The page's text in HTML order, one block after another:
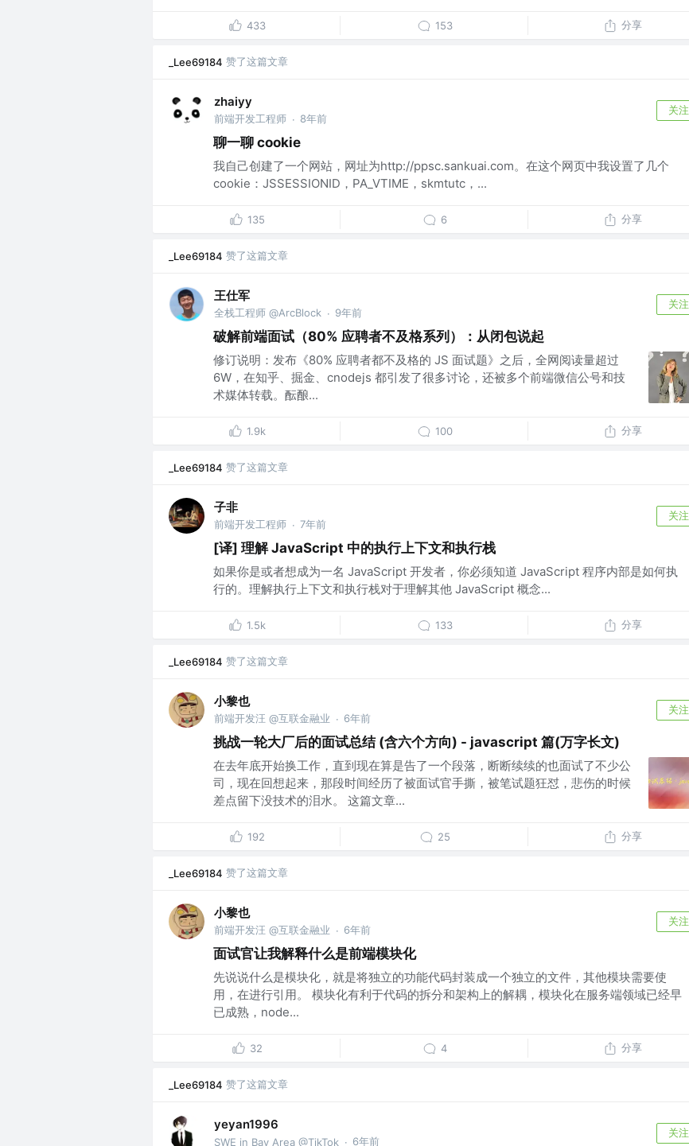
433 153 分享
_Lee69184 赞了这篇文章
zhaiyy
前端开发工程师 · 8年前
关注
聊一聊 cookie
我自己创建了一个网站，网址为http://ppsc.sankuai.com。在这个网页中我设置了几个
cookie：JSSESSIONID，PA_VTIME，skmtutc，...
135 6 分享
_Lee69184 赞了这篇文章
王仕军
全栈工程师 @ArcBlock · 9年前
关注
破解前端面试（80% 应聘者不及格系列）：从闭包说起
修订说明：发布《80% 应聘者都不及格的 JS 面试题》之后，全网阅读量超过
6W，在知乎、掘金、cnodejs 都引发了很多讨论，还被多个前端微信公号和技
术媒体转载。酝酿...
1.9k 100 分享
_Lee69184 赞了这篇文章
子非
前端开发工程师 · 7年前
关注
[译] 理解 JavaScript 中的执行上下文和执行栈
如果你是或者想成为一名 JavaScript 开发者，你必须知道 JavaScript 程序内部是如何执
行的。理解执行上下文和执行栈对于理解其他 JavaScript 概念...
1.5k 133 分享
_Lee69184 赞了这篇文章
小黎也
前端开发汪 @互联金融业 · 6年前
关注
挑战一轮大厂后的面试总结 (含六个方向) - javascript 篇(万字长文)
在去年底开始换工作，直到现在算是告了一个段落，断断续续的也面试了不少公
司，现在回想起来，那段时间经历了被面试官手撕，被笔试题狂怼，悲伤的时候
差点留下没技术的泪水。 这篇文章...
192 25 分享
_Lee69184 赞了这篇文章
小黎也
前端开发汪 @互联金融业 · 6年前
关注
面试官让我解释什么是前端模块化
先说说什么是模块化，就是将独立的功能代码封装成一个独立的文件，其他模块需要使
用，在进行引用。 模块化有利于代码的拆分和架构上的解耦，模块化在服务端领域已经早
已成熟，node...
32 4 分享
_Lee69184 赞了这篇文章
yeyan1996
SWE in Bay Area @TikTok · 6年前
关注